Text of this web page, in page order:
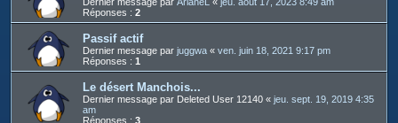
Réponses : 2
Passif actif
Dernier message par juggwa « ven. juin 18, 2021 9:17 pm
Réponses : 1
Le désert Manchois...
Dernier message par Deleted User 12140 « jeu. sept. 19, 2019 4:35
am
Réponses : 3